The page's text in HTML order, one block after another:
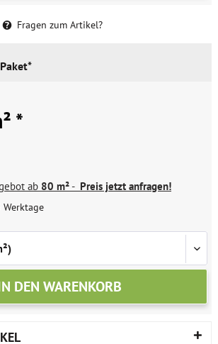
Fragen zum Artikel?
*
ab 80 m²- Preis jetzt anfragen!
Werktage
DEN WARENKORB